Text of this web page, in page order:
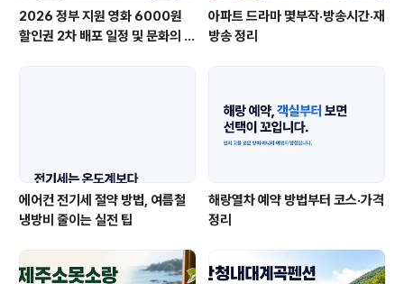
2026 정부 지원 영화 6000원
할인권 2차 배포 일정 및 문화의 날
아파트 드라마 몇부작·방송시간·재
방송 정리
에어컨 전기세 절약 방법, 여름철
냉방비 줄이는 실전 팁
해랑열차 예약 방법부터 코스·가격
정리